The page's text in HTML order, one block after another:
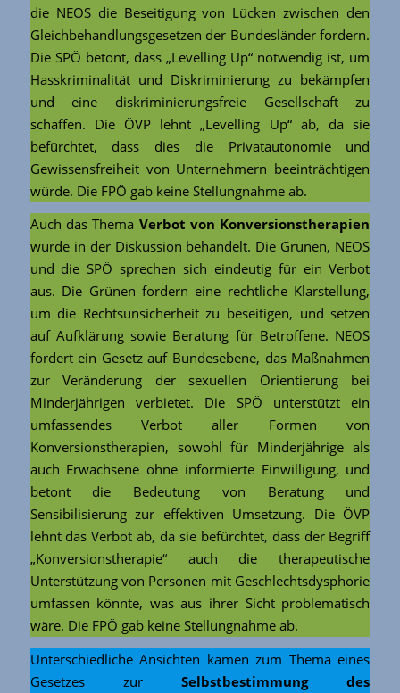
die NEOS die Beseitigung von Lücken zwischen den
Gleichbehandlungsgesetzen der Bundesländer fordern.
Die SPÖ betont, dass „Levelling Up“ notwendig ist, um
Hasskriminalität und Diskriminierung zu bekämpfen
und eine diskriminierungsfreie Gesellschaft zu
schaffen. Die ÖVP lehnt „Levelling Up“ ab, da sie
befürchtet, dass dies die Privatautonomie und
Gewissensfreiheit von Unternehmern beeinträchtigen
würde. Die FPÖ gab keine Stellungnahme ab.
Auch das Thema Verbot von Konversionstherapien
wurde in der Diskussion behandelt. Die Grünen, NEOS
und die SPÖ sprechen sich eindeutig für ein Verbot
aus. Die Grünen fordern eine rechtliche Klarstellung,
um die Rechtsunsicherheit zu beseitigen, und setzen
auf Aufklärung sowie Beratung für Betroffene. NEOS
fordert ein Gesetz auf Bundesebene, das Maßnahmen
zur Veränderung der sexuellen Orientierung bei
Minderjährigen verbietet. Die SPÖ unterstützt ein
umfassendes Verbot aller Formen von
Konversionstherapien, sowohl für Minderjährige als
auch Erwachsene ohne informierte Einwilligung, und
betont die Bedeutung von Beratung und
Sensibilisierung zur effektiven Umsetzung. Die ÖVP
lehnt das Verbot ab, da sie befürchtet, dass der Begriff
„Konversionstherapie“ auch die therapeutische
Unterstützung von Personen mit Geschlechtsdysphorie
umfassen könnte, was aus ihrer Sicht problematisch
wäre. Die FPÖ gab keine Stellungnahme ab.
Unterschiedliche Ansichten kamen zum Thema eines
Gesetzes zurSelbstbestimmung des